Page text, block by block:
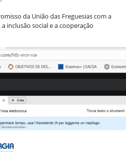
da União das Freguesias com a
inclusão social e a cooperação